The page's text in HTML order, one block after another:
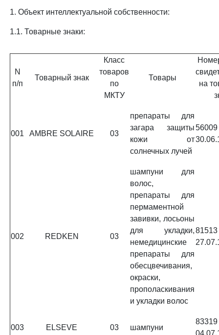
1. Объект интеллектуальной собственности:
1.1. Товарные знаки:
N
п/п
Товарный знак
Класс
товаров
по
МКТУ
Товары
на
001 AMBRE SOLAIRE 03
препараты для
загара защиты
кожи от
солнечных лучей
002 REDKEN 03
шампуни для
волос,
препараты для
пермаментной
завивки, лосьоны
для укладки,
немедицинские
препараты для
обесцвечивания,
окраски,
прополаскивания
и укладки волос
003 ELSEVE 03 шампуни